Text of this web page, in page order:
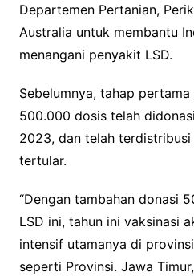
Departemen Pertanian,
Australia untuk membantu
menangani penyakit LSD.
Sebelumnya, tahap
500.000 dosis telah
2023, dan telah
tertular.
“Dengan tambahan donasi
LSD ini, tahun ini vaksinasi
intensif utamanya di
seperti Provinsi. Jawa